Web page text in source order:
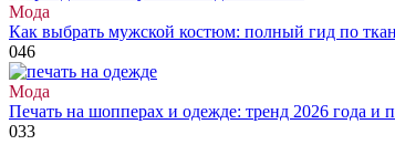
Мода
Как выбрать мужской костюм: полный гид по
046
Мода
Печать на шопперах и одежде: тренд 2026 года и
033